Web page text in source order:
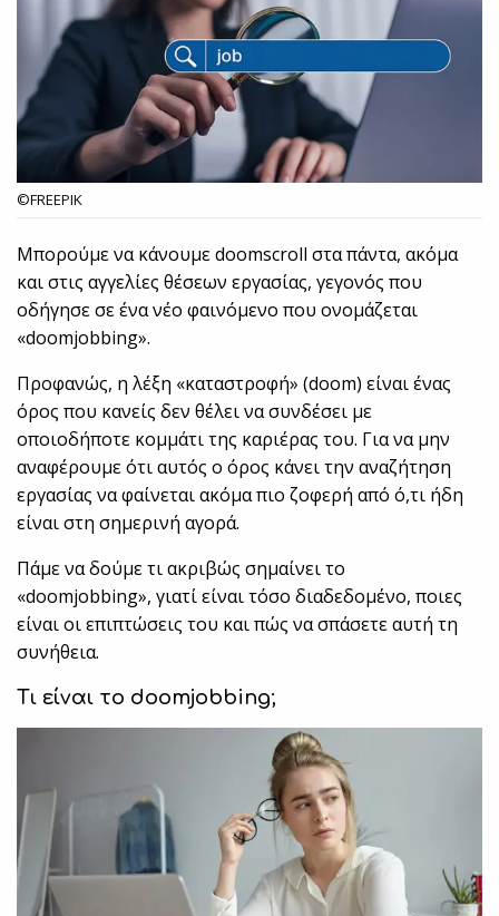
©FREEPIK
Μπορούμε να κάνουμε doomscroll στα πάντα, ακόμα
και στις αγγελίες θέσεων εργασίας, γεγονός που
οδήγησε σε ένα νέο φαινόμενο που ονομάζεται
«doomjobbing».
Προφανώς, η λέξη «καταστροφή» (doom) είναι ένας
όρος που κανείς δεν θέλει να συνδέσει με
οποιοδήποτε κομμάτι της καριέρας του. Για να μην
αναφέρουμε ότι αυτός ο όρος κάνει την αναζήτηση
εργασίας να φαίνεται ακόμα πιο ζοφερή από ό,τι ήδη
είναι στη σημερινή αγορά.
Πάμε να δούμε τι ακριβώς σημαίνει το
«doomjobbing», γιατί είναι τόσο διαδεδομένο, ποιες
είναι οι επιπτώσεις του και πώς να σπάσετε αυτή τη
συνήθεια.
Τι είναι το doomjobbing;